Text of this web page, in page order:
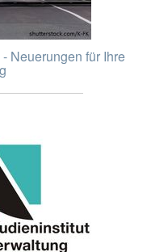
Neuerungen für Ihre